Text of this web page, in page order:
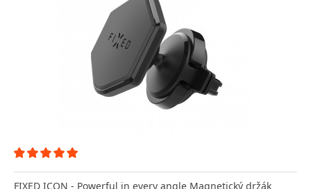
FIXED ICON - Powerful in every angle Magnetický držák